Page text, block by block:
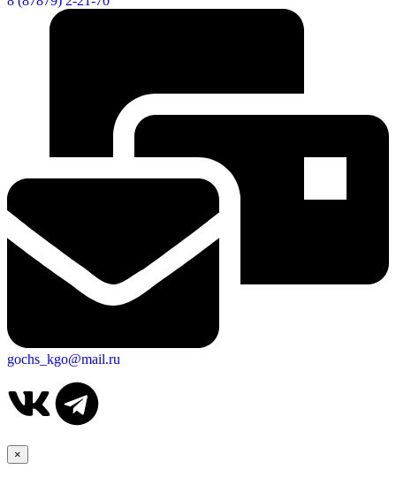
gochs_kgo@mail.ru
×